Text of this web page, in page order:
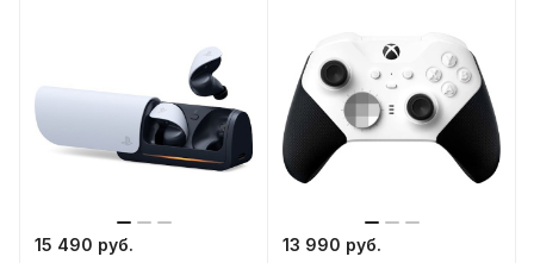
15 490 руб. 13 990 руб.